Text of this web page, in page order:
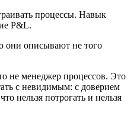
процессы. Навык
P&L.
они описывают не того
не менеджер процессов. Это
с невидимым: с доверием
нельзя потрогать и нельзя